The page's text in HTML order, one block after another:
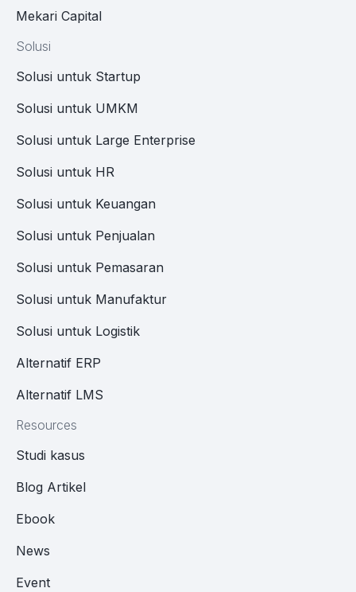
Mekari Capital
Solusi
Solusi untuk Startup
Solusi untuk UMKM
Solusi untuk Large Enterprise
Solusi untuk HR
Solusi untuk Keuangan
Solusi untuk Penjualan
Solusi untuk Pemasaran
Solusi untuk Manufaktur
Solusi untuk Logistik
Alternatif ERP
Alternatif LMS
Resources
Studi kasus
Blog Artikel
Ebook
News
Event